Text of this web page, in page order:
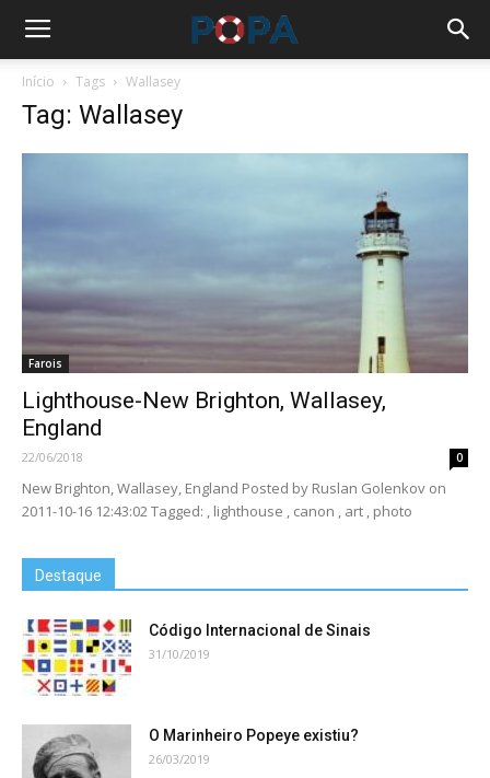
Início Tags Wallasey
Tag: Wallasey
Farois
Lighthouse-New Brighton, Wallasey,
England
22/06/2018 0
New Brighton, Wallasey, England Posted by Ruslan Golenkov on
2011-10-16 12:43:02 Tagged: , lighthouse , canon , art , photo
Destaque
Código Internacional de Sinais
31/10/2019
O Marinheiro Popeye existiu?
26/03/2019